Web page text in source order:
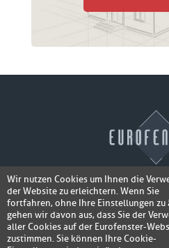
Wir nutzen Cookies um Ihnen die
der Website zu erleichtern. Wenn Sie
fortfahren, ohne Ihre Einstellungen zu
gehen wir davon aus, dass Sie der
aller Cookies auf der Eurofenster-
zustimmen. Sie können Ihre Cookie-
Fotos der Fenster/Elemente
senden und ein Super-
bis 100,- EURGutschrift
© 2026
Webdesign by